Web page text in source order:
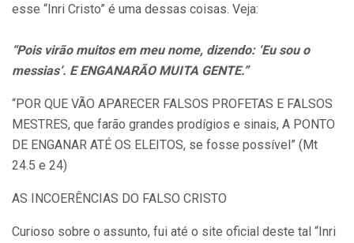
esse “Inri Cristo” é uma dessas coisas. Veja:
“Pois virão muitos em meu nome, dizendo: ‘Eu sou o
messias’. E ENGANARÃO MUITA GENTE.”
“POR QUE VÃO APARECER FALSOS PROFETAS E FALSOS
MESTRES, que farão grandes prodígios e sinais, A PONTO
DE ENGANAR ATÉ OS ELEITOS, se fosse possível” (Mt
24.5 e 24)
AS INCOERÊNCIAS DO FALSO CRISTO
Curioso sobre o assunto, fui até o site oficial deste tal “Inri